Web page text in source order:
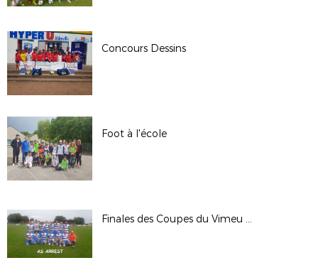
Concours Dessins
Foot à l'école
Finales des Coupes du Vimeu du 23 juin 2019